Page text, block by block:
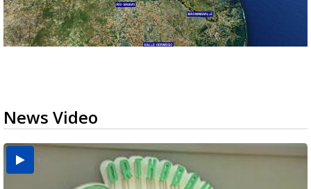
News Video